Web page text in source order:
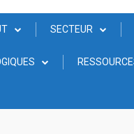
SECTEUR